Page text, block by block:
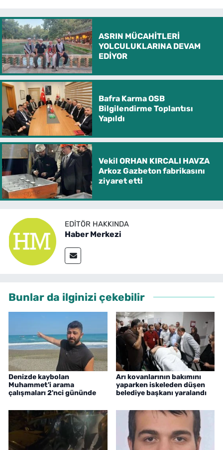
ASRIN MÜCAHİTLERİ
YOLCULUKLARINA DEVAM
EDİYOR
Bafra Karma OSB
Bilgilendirme Toplantısı
Yapıldı
Vekil ORHAN KIRCALI HAVZA
Arkoz Gazbeton fabrikasını
ziyaret etti
EDITÖR HAKKINDA
Haber Merkezi
Bunlar da ilginizi çekebilir
Denizde kaybolan
Muhammet'i arama
çalışmaları 2'nci gününde
Arı kovanlarının bakımını
yaparken iskeleden düşen
belediye başkanı yaralandı